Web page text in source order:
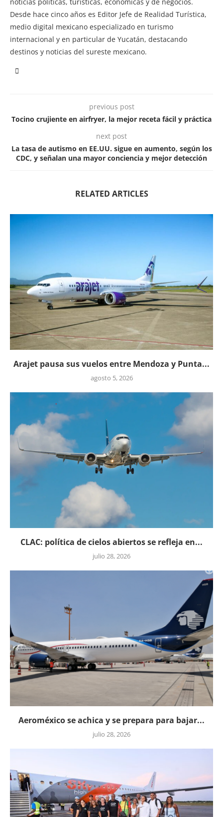
Desde hace cinco años es Editor Jefe de Realidad Turística,
medio digital mexicano especializado en turismo
internacional y en particular de Yucatán, destacando
destinos y noticias del sureste mexicano.
previous post
Tocino crujiente en airfryer, la mejor receta fácil y práctica
next post
La tasa de autismo en EE.UU. sigue en aumento, según los
CDC, y señalan una mayor conciencia y mejor detección
RELATED ARTICLES
Arajet pausa sus vuelos entre Mendoza y Punta...
agosto 5, 2026
CLAC: política de cielos abiertos se refleja en...
julio 28, 2026
Aeroméxico se achica y se prepara para bajar...
julio 28, 2026